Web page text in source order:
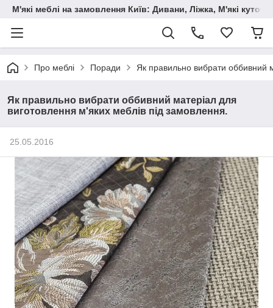
М'які меблі на замовлення Київ: Дивани, Ліжка, М'які
Про меблі Поради Як правильно вибрати оббивний
Як правильно вибрати оббивний матеріал для
виготовлення м'яких меблів під замовлення.
25.05.2016